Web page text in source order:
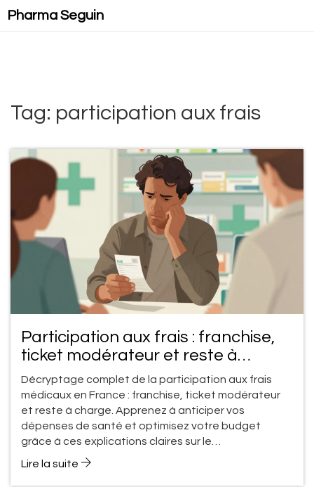
Pharma Seguin
Tag: participation aux frais
Participation aux frais : franchise,
ticket modérateur et reste à
charge expliqués
Décryptage complet de la participation aux frais
médicaux en France : franchise, ticket modérateur
et reste à charge. Apprenez à anticiper vos
dépenses de santé et optimisez votre budget
grâce à ces explications claires sur le
fonctionnement de la Sécurité Sociale et de la
Lire la suite